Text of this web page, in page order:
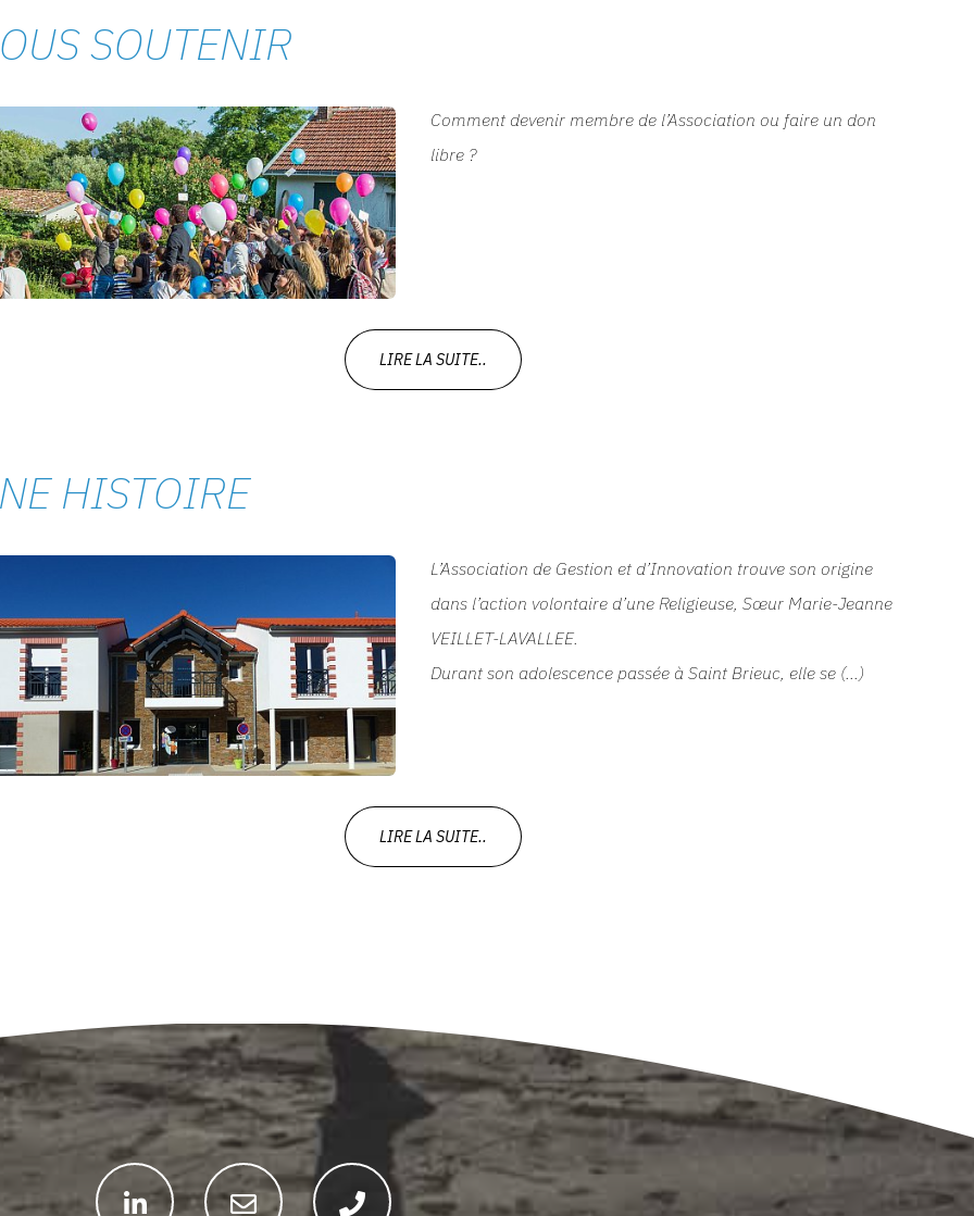
SOUTENIR
Comment devenir membre de l’Association ou faire un don
libre ?
LIRE LA SUITE..
HISTOIRE
L’Association de Gestion et d’Innovation trouve son origine
dans l’action volontaire d’une Religieuse, Sœur Marie-Jeanne
VEILLET-LAVALLEE.
Durant son adolescence passée à Saint Brieuc, elle se (...)
LIRE LA SUITE..